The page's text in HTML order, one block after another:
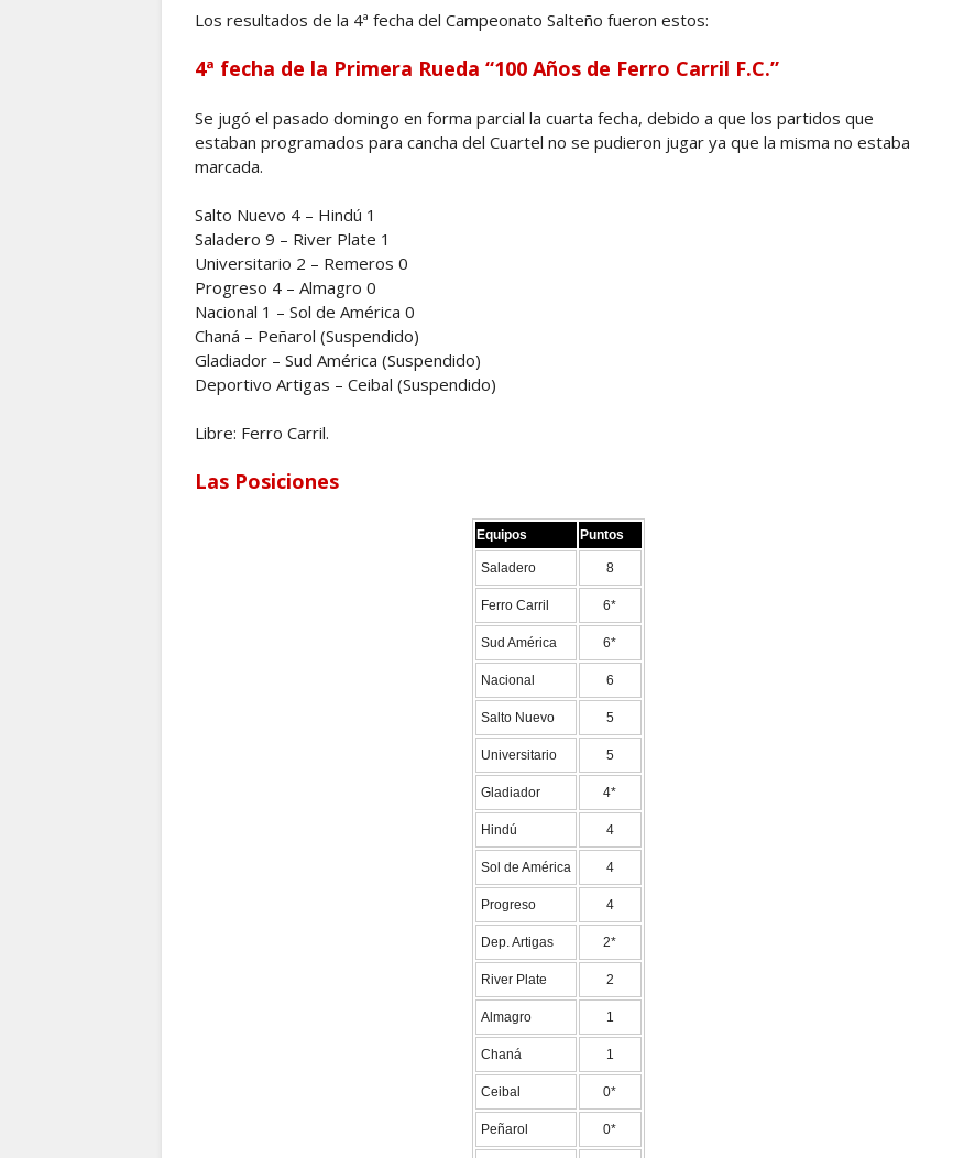
Los resultados de la 4ª fecha del Campeonato Salteño fueron estos:
4ª fecha de la Primera Rueda “100 Años de Ferro Carril F.C.”
Se jugó el pasado domingo en forma parcial la cuarta fecha, debido a que los partidos que
estaban programados para cancha del Cuartel no se pudieron jugar ya que la misma no estaba
marcada.
Salto Nuevo 4 – Hindú 1
Saladero 9 – River Plate 1
Universitario 2 – Remeros 0
Progreso 4 – Almagro 0
Nacional 1 – Sol de América 0
Chaná – Peñarol (Suspendido)
Gladiador – Sud América (Suspendido)
Deportivo Artigas – Ceibal (Suspendido)
Libre: Ferro Carril.
Las Posiciones
Equipos Puntos
Saladero 8
Ferro Carril 6*
Sud América 6*
Nacional 6
Salto Nuevo 5
Universitario 5
Gladiador 4*
Hindú 4
Sol de América 4
Progreso 4
Dep. Artigas 2*
River Plate 2
Almagro 1
Chaná 1
Ceibal 0*
Peñarol 0*